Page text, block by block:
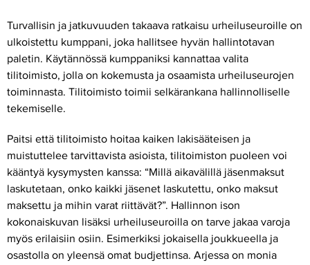
Turvallisin ja jatkuvuuden takaava ratkaisu urheiluseuroille on
ulkoistettu kumppani, joka hallitsee hyvän hallintotavan
paletin. Käytännössä kumppaniksi kannattaa valita
tilitoimisto, jolla on kokemusta ja osaamista urheiluseurojen
toiminnasta. Tilitoimisto toimii selkärankana hallinnolliselle
tekemiselle.
Paitsi että tilitoimisto hoitaa kaiken lakisääteisen ja
muistuttelee tarvittavista asioista, tilitoimiston puoleen voi
kääntyä kysymysten kanssa: “Millä aikavälillä jäsenmaksut
laskutetaan, onko kaikki jäsenet laskutettu, onko maksut
maksettu ja mihin varat riittävät?”. Hallinnon ison
kokonaiskuvan lisäksi urheiluseuroilla on tarve jakaa varoja
myös erilaisiin osiin. Esimerkiksi jokaisella joukkueella ja
osastolla on yleensä omat budjettinsa. Arjessa on monia